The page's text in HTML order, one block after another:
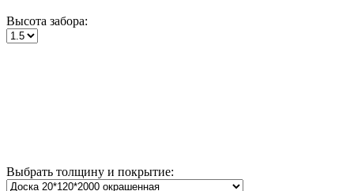
Высота забора:
Выбрать толщину и покрытие: